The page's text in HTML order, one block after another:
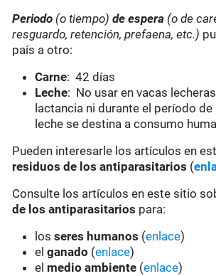
Periodo (o tiempo) de espera (o de
resguardo, retención, prefaena, etc.)
país a otro:
Carne: 42 días
Leche: No usar en vacas
lactancia ni durante el período
leche se destina a consumo
Pueden interesarle los artículos en
residuos de los antiparasitarios (
Consulte los artículos en este sitio
de los antiparasitarios para:
losseres humanos (enlace)
elganado (enlace)
el medio ambiente (enlace)